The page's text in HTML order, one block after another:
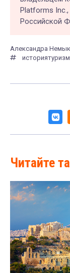
Platforms Inc.,
Российской
Александра
историятуризм
Читайте